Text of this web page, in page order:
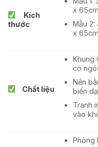
Kích
thước
x
Mẫu
x
Chất liệu
Khung
co
Nền
biến
Tranh
vào
Phòng